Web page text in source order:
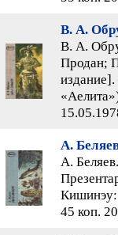
В. А.
В. А.
Продан;
А.
А.
Кишинэу:
45 коп.